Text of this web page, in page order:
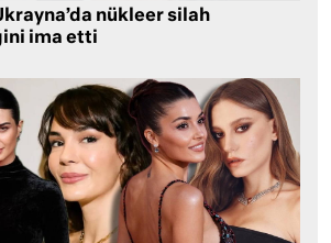
nükleer silah
ima etti